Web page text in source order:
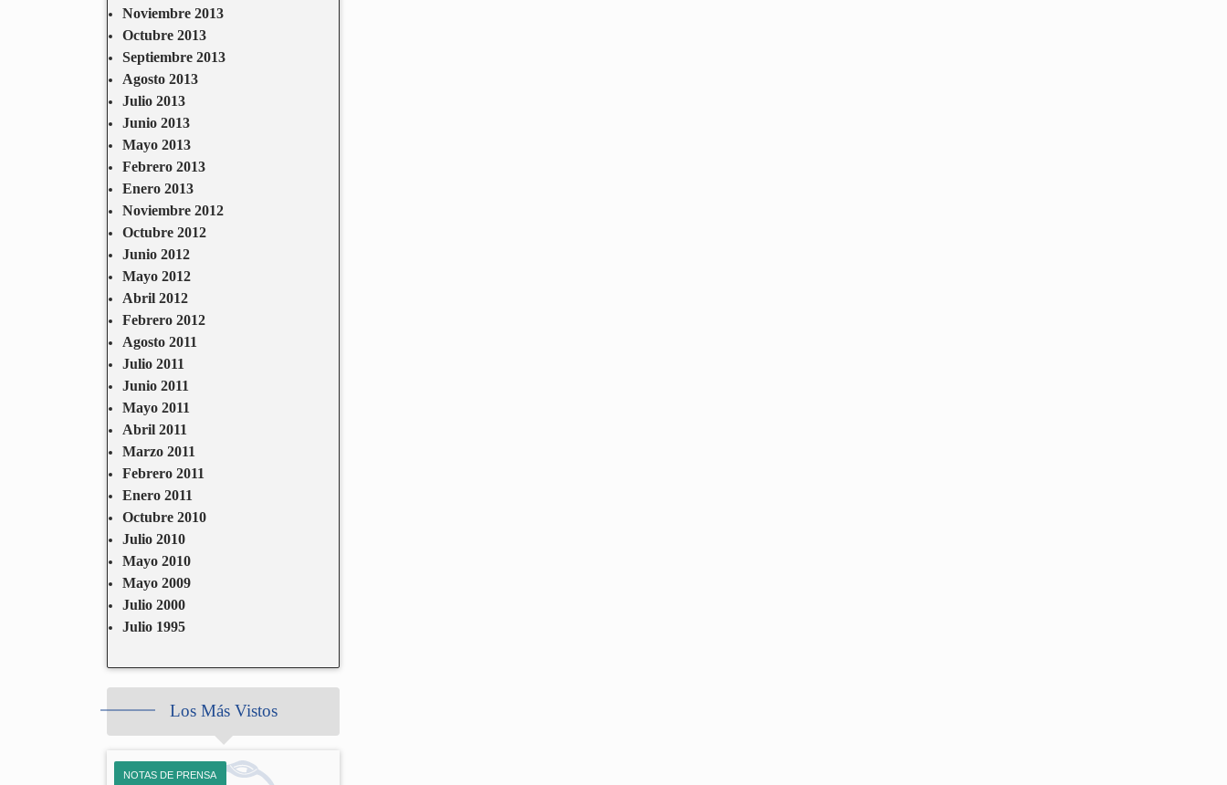
Noviembre 2013
Octubre 2013
Septiembre 2013
Agosto 2013
Julio 2013
Junio 2013
Mayo 2013
Febrero 2013
Enero 2013
Noviembre 2012
Octubre 2012
Junio 2012
Mayo 2012
Abril 2012
Febrero 2012
Agosto 2011
Julio 2011
Junio 2011
Mayo 2011
Abril 2011
Marzo 2011
Febrero 2011
Enero 2011
Octubre 2010
Julio 2010
Mayo 2010
Mayo 2009
Julio 2000
Julio 1995
Los Más Vistos
NOTAS DE PRENSA